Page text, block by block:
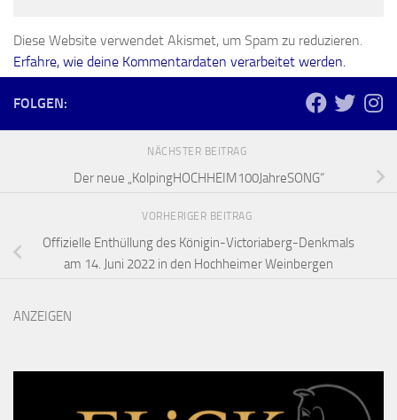
Diese Website verwendet Akismet, um Spam zu reduzieren.
Erfahre, wie deine Kommentardaten verarbeitet werden.
FOLGEN:
NÄCHSTER BEITRAG
Der neue „KolpingHOCHHEIM100JahreSONG“
VORHERIGER BEITRAG
Offizielle Enthüllung des Königin-Victoriaberg-Denkmals
am 14. Juni 2022 in den Hochheimer Weinbergen
ANZEIGEN